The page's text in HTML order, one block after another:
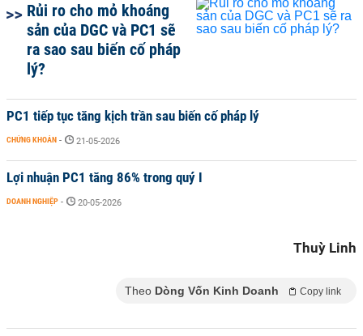
Rủi ro cho mỏ khoáng
sản của DGC và PC1 sẽ
ra sao sau biến cố pháp
lý?
PC1 tiếp tục tăng kịch trần sau biến cố pháp lý
CHỨNG KHOÁN - 21-05-2026
Lợi nhuận PC1 tăng 86% trong quý I
DOANH NGHIỆP - 20-05-2026
Thuỳ Linh
Theo Dòng Vốn Kinh Doanh Copy link